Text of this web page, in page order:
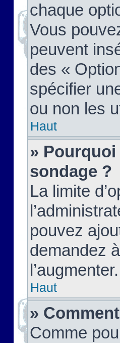
chaque
Vous
peuvent
des «
spécifier
ou non les
Haut
»
sondage ?
La limite
pouvez
demandez
l’augmenter.
Haut
»
Comme